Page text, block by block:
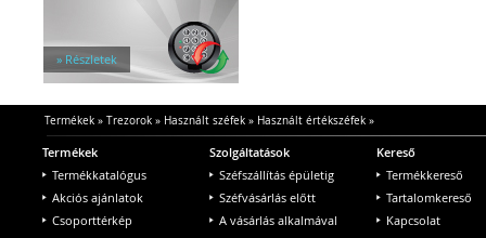
» Részletek
Termékek» Trezorok» Használt széfek» Használt értékszéfek»
Termékek
Termékkatalógus
Akciós ajánlatok
Csoporttérkép
Szolgáltatások
Széfszállítás épületig
Széfvásárlás előtt
A vásárlás alkalmával
Kereső
Termékkereső
Tartalomkereső
Kapcsolat